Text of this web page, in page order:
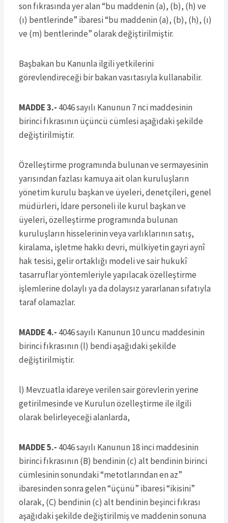
son fıkrasında yer alan “bu maddenin (a), (b), (h) ve
(ı) bentlerinde” ibaresi “bu maddenin (a), (b), (h), (ı)
ve (m) bentlerinde” olarak değiştirilmiştir.
Başbakan bu Kanunla ilgili yetkilerini
görevlendireceği bir bakan vasıtasıyla kullanabilir.
MADDE 3.- 4046 sayılı Kanunun 7 nci maddesinin
birinci fıkrasının üçüncü cümlesi aşağıdaki şekilde
değiştirilmiştir.
Özelleştirme programında bulunan ve sermayesinin
yarısından fazlası kamuya ait olan kuruluşların
yönetim kurulu başkan ve üyeleri, denetçileri, genel
müdürleri, İdare personeli ile kurul başkan ve
üyeleri, özelleştirme programında bulunan
kuruluşların hisselerinin veya varlıklarının satış,
kiralama, işletme hakkı devri, mülkiyetin gayri aynî
hak tesisi, gelir ortaklığı modeli ve sair hukukî
tasarruflar yöntemleriyle yapılacak özelleştirme
işlemlerine dolaylı ya da dolaysız yararlanan sıfatıyla
taraf olamazlar.
MADDE 4.- 4046 sayılı Kanunun 10 uncu maddesinin
birinci fıkrasının (l) bendi aşağıdaki şekilde
değiştirilmiştir.
l) Mevzuatla idareye verilen sair görevlerin yerine
getirilmesinde ve Kurulun özelleştirme ile ilgili
olarak belirleyeceği alanlarda,
MADDE 5.- 4046 sayılı Kanunun 18 inci maddesinin
birinci fıkrasının (B) bendinin (c) alt bendinin birinci
cümlesinin sonundaki “metotlarından en az”
ibaresinden sonra gelen “üçünü” ibaresi “ikisini”
olarak, (C) bendinin (c) alt bendinin beşinci fıkrası
aşağıdaki şekilde değiştirilmiş ve maddenin sonuna